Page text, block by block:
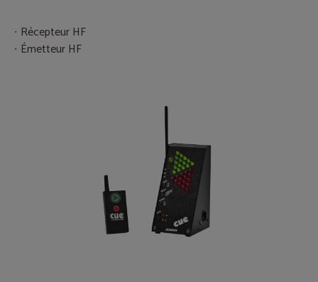
Récepteur HF
Émetteur HF